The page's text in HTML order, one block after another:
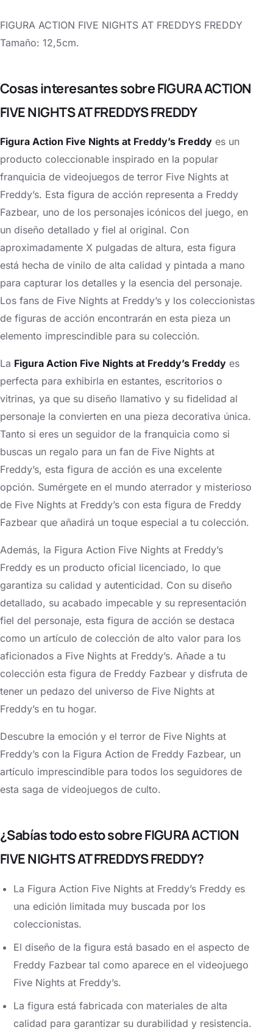
FIGURA ACTION FIVE NIGHTS AT FREDDYS FREDDY
Tamaño: 12,5cm.
Cosas interesantes sobre FIGURA ACTION
FIVE NIGHTS AT FREDDYS FREDDY
Figura Action Five Nights at Freddy’s Freddy es un
producto coleccionable inspirado en la popular
franquicia de videojuegos de terror Five Nights at
Freddy’s. Esta figura de acción representa a Freddy
Fazbear, uno de los personajes icónicos del juego, en
un diseño detallado y fiel al original. Con
aproximadamente X pulgadas de altura, esta figura
está hecha de vinilo de alta calidad y pintada a mano
para capturar los detalles y la esencia del personaje.
Los fans de Five Nights at Freddy’s y los coleccionistas
de figuras de acción encontrarán en esta pieza un
elemento imprescindible para su colección.
La Figura Action Five Nights at Freddy’s Freddy es
perfecta para exhibirla en estantes, escritorios o
vitrinas, ya que su diseño llamativo y su fidelidad al
personaje la convierten en una pieza decorativa única.
Tanto si eres un seguidor de la franquicia como si
buscas un regalo para un fan de Five Nights at
Freddy’s, esta figura de acción es una excelente
opción. Sumérgete en el mundo aterrador y misterioso
de Five Nights at Freddy’s con esta figura de Freddy
Fazbear que añadirá un toque especial a tu colección.
Además, la Figura Action Five Nights at Freddy’s
Freddy es un producto oficial licenciado, lo que
garantiza su calidad y autenticidad. Con su diseño
detallado, su acabado impecable y su representación
fiel del personaje, esta figura de acción se destaca
como un artículo de colección de alto valor para los
aficionados a Five Nights at Freddy’s. Añade a tu
colección esta figura de Freddy Fazbear y disfruta de
tener un pedazo del universo de Five Nights at
Freddy’s en tu hogar.
Descubre la emoción y el terror de Five Nights at
Freddy’s con la Figura Action de Freddy Fazbear, un
artículo imprescindible para todos los seguidores de
esta saga de videojuegos de culto.
¿Sabías todo esto sobre FIGURA ACTION
FIVE NIGHTS AT FREDDYS FREDDY?
La Figura Action Five Nights at Freddy’s Freddy es
una edición limitada muy buscada por los
coleccionistas.
El diseño de la figura está basado en el aspecto de
Freddy Fazbear tal como aparece en el videojuego
Five Nights at Freddy’s.
La figura está fabricada con materiales de alta
calidad para garantizar su durabilidad y resistencia.